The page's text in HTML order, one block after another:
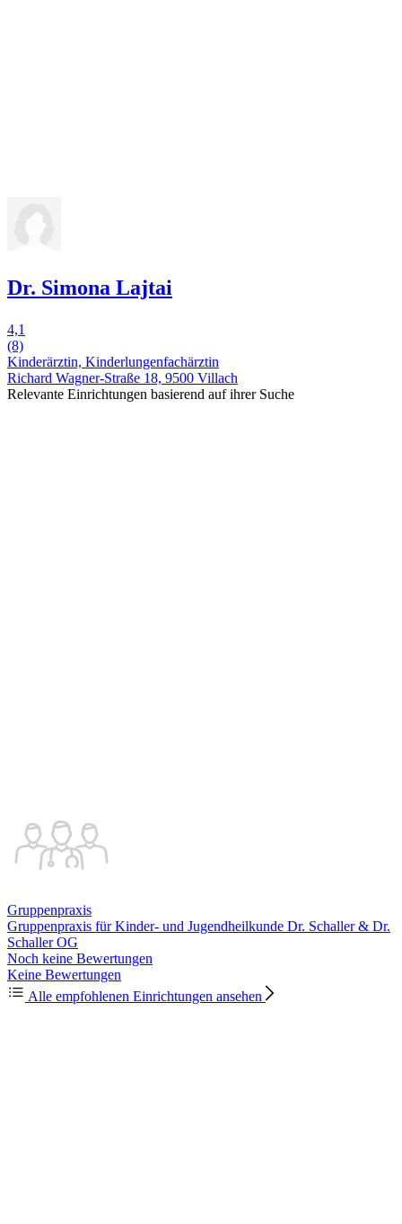
Dr. Simona Lajtai
4,1
(8)
Kinderärztin, Kinderlungenfachärztin
Richard Wagner-Straße 18, 9500 Villach
Relevante Einrichtungen basierend auf ihrer Suche
Gruppenpraxis
Gruppenpraxis für Kinder- und Jugendheilkunde Dr. Schaller & Dr.
Schaller OG
Noch keine Bewertungen
Keine Bewertungen
Alle empfohlenen Einrichtungen ansehen